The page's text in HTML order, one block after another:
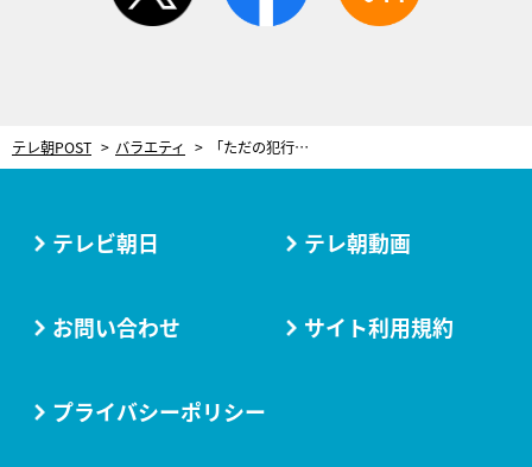
テレ朝POST バラエティ 「ただの犯行声明やないか！」東ブクロの“全てを知る男”から生々しい暴露…女性関係が丸裸に
テレビ朝日 テレ朝動画
お問い合わせ サイト利用規約
プライバシーポリシー